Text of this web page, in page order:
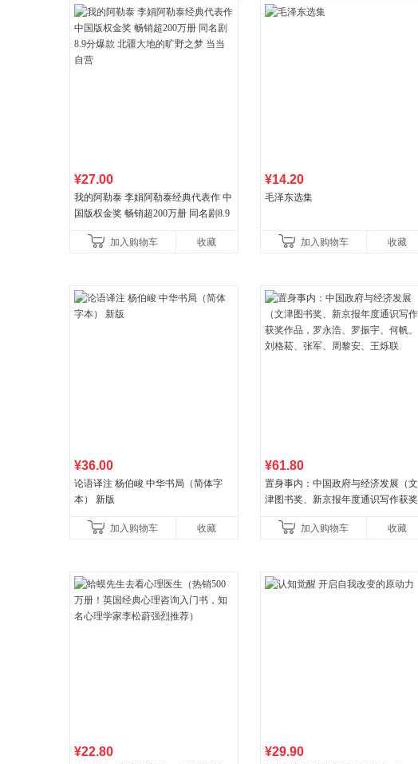
¥27.00
我的阿勒泰 李娟阿勒泰经典代表作 中
国版权金奖 畅销超200万册 同名剧8.9
加入购物车
收藏
¥14.20
毛泽东选集
加入购物车 收藏
¥36.00
论语译注 杨伯峻 中华书局（简体字
本） 新版
加入购物车 收藏
¥61.80
置身事内：中国政府与经济发展（文
津图书奖、新京报年度通识写作获奖
菘、张军、周黎安、王烁联
加入购物车 收藏
¥22.80 ¥29.90